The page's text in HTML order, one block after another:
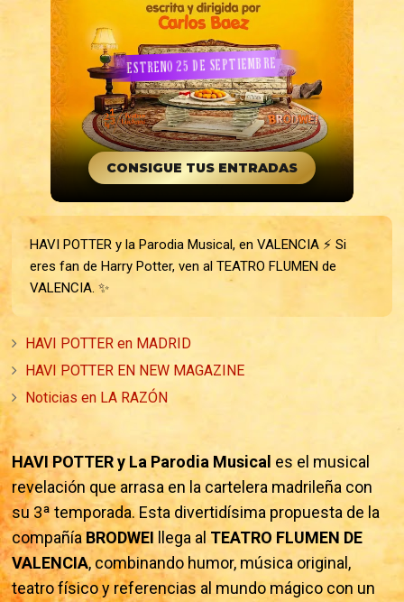
ESTRENO 25 DE SEPTIEMBRE
CONSIGUE TUS ENTRADAS
HAVI POTTER y la Parodia Musical, en VALENCIA ⚡ Si
eres fan de Harry Potter, ven al TEATRO FLUMEN de
VALENCIA. ✨
HAVI POTTER en MADRID
HAVI POTTER EN NEW MAGAZINE
Noticias en LA RAZÓN
HAVI POTTER y La Parodia Musical es el musical
revelación que arrasa en la cartelera madrileña con
su 3ª temporada. Esta divertidísima propuesta de la
compañíaBRODWEI llega al TEATRO FLUMEN DE
VALENCIA, combinando humor, música original,
teatro físico y referencias al mundo mágico con un